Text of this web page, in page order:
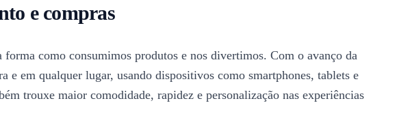
e compras
como consumimos produtos e nos divertimos. Com o avanço da
e em qualquer lugar, usando dispositivos como smartphones, tablets e
trouxe maior comodidade, rapidez e personalização nas experiências